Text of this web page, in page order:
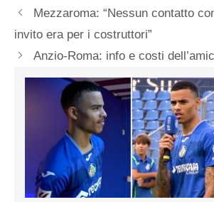
Mezzaroma: “Nessun contatto
invito era per i costruttori”
Anzio-Roma: info e costi